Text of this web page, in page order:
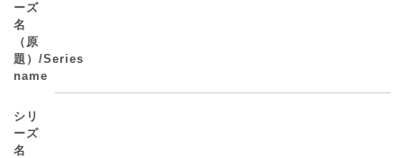
ーズ
名
（原
題）/Series
name
シリ
ーズ
名